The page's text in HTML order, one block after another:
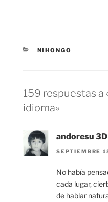
CATEGORÍAS
NIHONGO
159 respuestas a
idioma»
andoresu 3D
SEPTIEMBRE
No había
cada lugar,
de hablar